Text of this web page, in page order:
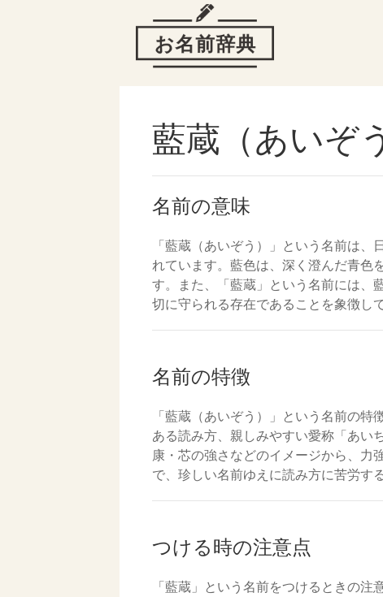
藍蔵（あいぞ
名前の意味
「藍蔵（あいぞう）」という名前は
れています。藍色は、深く澄んだ青色
す。また、「藍蔵」という名前には、
切に守られる存在であることを象徴し
名前の特徴
「藍蔵（あいぞう）」という名前の
ある読み方、親しみやすい愛称「あい
康・芯の強さなどのイメージから、力
で、珍しい名前ゆえに読み方に苦労す
つける時の注意点
「藍蔵」という名前をつけるときの